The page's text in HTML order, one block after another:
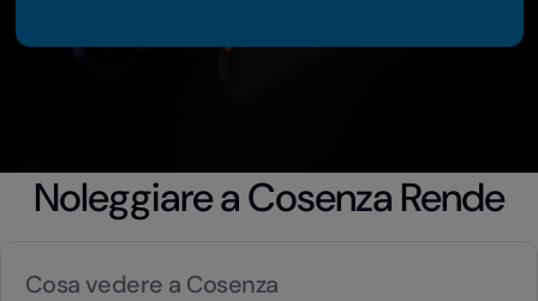
Noleggiare a Cosenza Rende
Cosa vedere a Cosenza